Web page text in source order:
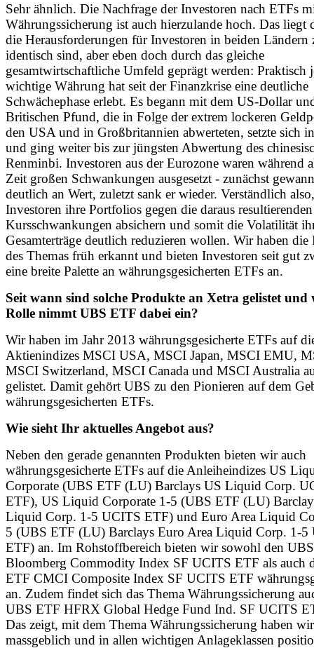
Sehr ähnlich. Die Nachfrage der Investoren nach ETFs
Währungssicherung ist auch hierzulande hoch. Das liegt
die Herausforderungen für Investoren in beiden Ländern
identisch sind, aber eben doch durch das gleiche
gesamtwirtschaftliche Umfeld geprägt werden: Praktisch
wichtige Währung hat seit der Finanzkrise eine deutliche
Schwächephase erlebt. Es begann mit dem US-Dollar
Britischen Pfund, die in Folge der extrem lockeren
den USA und in Großbritannien abwerteten, setzte sich
und ging weiter bis zur jüngsten Abwertung des
Renminbi. Investoren aus der Eurozone waren während
Zeit großen Schwankungen ausgesetzt - zunächst
deutlich an Wert, zuletzt sank er wieder. Verständlich
Investoren ihre Portfolios gegen die daraus resultierenden
Kursschwankungen absichern und somit die Volatilität
Gesamterträge deutlich reduzieren wollen. Wir haben die
des Themas früh erkannt und bieten Investoren seit gut
eine breite Palette an währungsgesicherten ETFs an.
Seit wann sind solche Produkte an Xetra gelistet und
Rolle nimmt UBS ETF dabei ein?
Wir haben im Jahr 2013 währungsgesicherte ETFs auf
Aktienindizes MSCI USA, MSCI Japan, MSCI EMU,
MSCI Switzerland, MSCI Canada und MSCI Australia
gelistet. Damit gehört UBS zu den Pionieren auf dem
währungsgesicherten ETFs.
Wie sieht Ihr aktuelles Angebot aus?
Neben den gerade genannten Produkten bieten wir auch
währungsgesicherte ETFs auf die Anleiheindizes US
Corporate (UBS ETF (LU) Barclays US Liquid Corp.
ETF), US Liquid Corporate 1-5 (UBS ETF (LU)
Liquid Corp. 1-5 UCITS ETF) und Euro Area Liquid
5 (UBS ETF (LU) Barclays Euro Area Liquid Corp. 1-5
ETF) an. Im Rohstoffbereich bieten wir sowohl den
Bloomberg Commodity Index SF UCITS ETF als auch
ETF CMCI Composite Index SF UCITS ETF
an. Zudem findet sich das Thema Währungssicherung
UBS ETF HFRX Global Hedge Fund Ind. SF UCITS
Das zeigt, mit dem Thema Währungssicherung haben
massgeblich und in allen wichtigen Anlageklassen